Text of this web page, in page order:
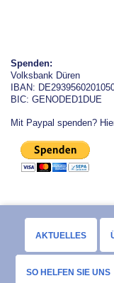
Spenden:
Volksbank Düren
IBAN:
BIC: GENODED1DUE
Mit Paypal spenden?
AKTUELLES
SO HELFEN SIE UNS